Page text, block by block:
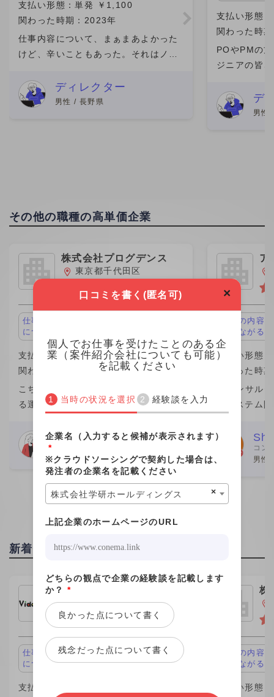
支払い形態：単発 ￥1,100
関わった時期：2023年
仕事内容について、まぁまあよかった
けど、辛いこともあった。それはノル
たし、面倒であった。しかしやりがい
もったし、今後もあるのなら是非やっ
ディレクター
男性 / 長野県
支払い形態
関わった時
POやPMの
ジニアの皆
ていたり（
が）、ドキ
デ
男性
その他の職種の高単価企業
株式会社プログデンス
東京都千代田区
仕事の内容が面白い、キャリアアップ
につながる
支払い形態：月単価 ￥1,100,000
関わった時期：2023年
こちらの企業が他社から請け負ってい
る運用保守案件の業務を行なっていま
らなるチームの一員という形で、みな
さん親切でした。 こちらの社員さんと
個人的な繋がりがあり、その
Webデザイナー
ア
仕事の内容
につながる
支払い形態
関わった時
ITコンサル
のシステム
が一番の魅
ムエンジニ
が、この案
コン
男性
新着投稿
株式会社ビデオチューブ
東京都新宿区
仕事の内容が面白い、キャリアアップ
につながる
支払い形態：1制作 ￥10,000
株
ｈ
仕事の内容
につながる
支払い形態
×
口コミを書く(匿名可)
個人でお仕事を受けたことのある企
業（案件紹介会社についても可能）
を記載ください
当時の状況を選択 経験談を入力
企業名（入力すると候補が表示されます）
*
※クラウドソーシングで契約した場合は、
発注者の企業名を記載ください
×
株式会社学研ホールディングス
上記企業のホームページのURL
どちらの観点で企業の経験談を記載します
か？
*
良かった点について書く
残念だった点について書く